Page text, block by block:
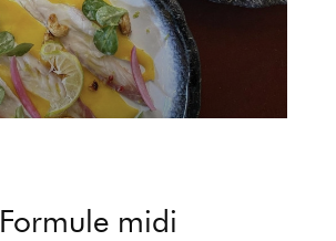
Formule midi